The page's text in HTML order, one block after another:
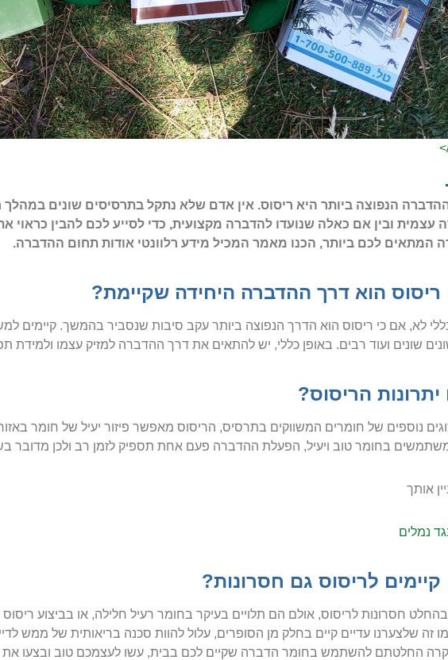
הנפוצה ביותר היא ריסוס. אין אדם שלא נתקל בתרסיסים שונים במהלך
עצמית ובין אם כאלה שנועדו להדברה מקצועית, כדי לסייע לכם להבין כראוי
המתאים לכם ביותר, הכנו מאמר המכיל מידע רלוונטי אודות תחום ההדברה.
הוא דרך ההדברה היחידה שקיימת?
לא, אם כי ריסוס הוא הדרך הנפוצה ביותר עקב סיבות שנסביר בהמשך. קיימים
שונים ועוד רבים. באופן כללי, יש להתאים את דרך ההדברה למזיק עצמו ולמידת
הריסוס?
נוספים של חומרים המשווקים בתרסיס, הריסוס מאפשר פיזור יעיל של חומר באזור
בחומר טוב ויעיל, הפעלת ההדברה פעם אחת תספיק לזמן רב ולכן מדובר
אותך
נמלים
לריסוס גם חסרונות?
בהחלט חסרונות לריסוס, אולם הם תלויים בעיקר בחומר רעיל חלילה, או בביצוע ריסוס
זה שלצערנו עדיים קיים בחלק מן הסופרים, עלול להוות סכנה בריאותית של ממש
החלטתם להשתמש בחומר הדברה שקיים לכם בבית, עשו לעצמכם טוב ובצעו את